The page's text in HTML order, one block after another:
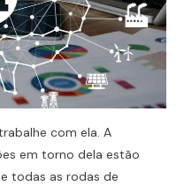
com ela. A
em torno dela estão
todas as rodas de